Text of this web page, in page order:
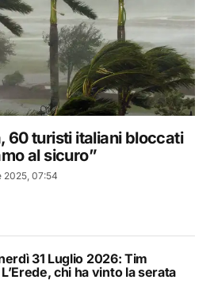
60 turisti italiani bloccati
al sicuro”
2025, 07:54
31 Luglio 2026: Tim
chi ha vinto la serata